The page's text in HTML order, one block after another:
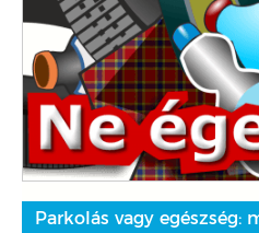
Parkolás vagy